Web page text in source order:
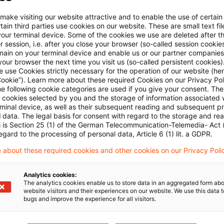
Urteilen des EuGH konkretisierten
Ausschluss eines ausländischen Fonds von der
Satz 2 InvStG 2004 als ein Verstoß gegen die
nicht einheitlich beurteilt. Nach Auffassung
Abs. 1 Satz 2 InvStG 2004 angeordnete
wegen der rechtlichen Besonderheiten des
und der tatsächlichen Besonderheiten des
mit der Kapitalverkehrsfreiheit zu vereinbaren
werden dem ausländischen Anleger die
des Fonds unmittelbar (anteilig) als eigene,
zugerechnet.
Zweifel hat der BFH das Verfahren ausgesetzt und
zur Vorabentscheidung vorgelegt:
visiting our website attractive and to enable the use of
third parties use cookies on our website. These are small text
terminal device. Some of the cookies we use are deleted after
session, i.e. after you close your browser (so-called session
on your terminal device and enable us or our partner
browser the next time you visit us (so-called persistent
use Cookies strictly necessary for the operation of our website
Learn more about these required Cookies on our Privacy
following cookie categories are used if you give your consent.
cookies selected by you and the storage of information associated
device, as well as their subsequent reading and subsequent
data. The legal basis for consent with regard to the storage and
is Section 25 (1) of the German Telecommunication-Telemedia- Act
to the processing of personal data, Article 6 (1) lit. a GDPR.
about these required cookies and other cookies on our Privacy
Analytics cookies:
The analytics cookies enable us to store data in an aggregated form
website visitors and their experiences on our website. We use this data
bugs and improve the experience for all visitors.